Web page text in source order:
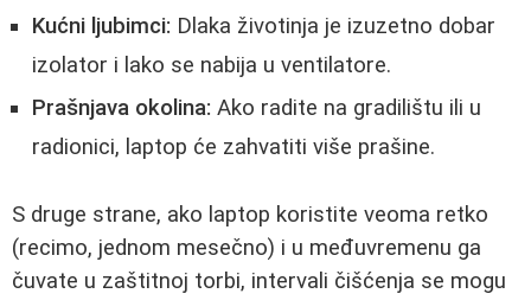
Kućni ljubimci: Dlaka životinja je izuzetno dobar
izolator i lako se nabija u ventilatore.
Prašnjava okolina: Ako radite na gradilištu ili u
radionici, laptop će zahvatiti više prašine.
S druge strane, ako laptop koristite veoma retko
(recimo, jednom mesečno) i u međuvremenu ga
čuvate u zaštitnoj torbi, intervali čišćenja se mogu